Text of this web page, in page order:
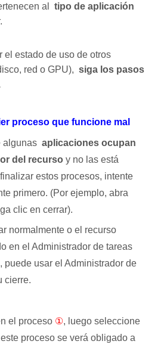
altipo de aplicación
el estado de uso de otros
red o GPU),siga los pasos
proceso que funcione mal
algunas aplicaciones ocupan
del recurso y no las está
estos procesos, intente
primero. (Por ejemplo, abra
clic en cerrar).
normalmente o el recurso
en el Administrador de tareas
puede usar el Administrador de
cierre.
el proceso ①, luego seleccione
este proceso se verá obligado a